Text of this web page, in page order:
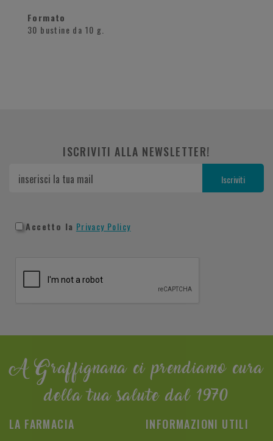
Formato
30 bustine da 10 g.
ISCRIVITI ALLA NEWSLETTER!
Accetto la Privacy Policy
A Graffignana ci prendiamo cura
della tua salute dal 1970
LA FARMACIA INFORMAZIONI UTILI